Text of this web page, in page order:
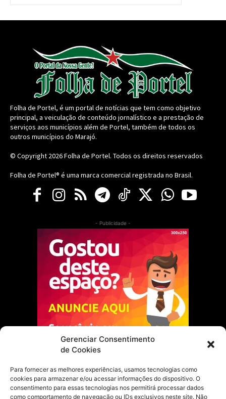
Gerenciar Consentimento
de Cookies
Para fornecer as melhores experiências, usamos tecnologias como
cookies para armazenar e/ou acessar informações do dispositivo. O
consentimento para essas tecnologias nos permitirá processar dados
como comportamento de navegação ou IDs exclusivos neste site. Não
Folha de Portel, é um portal de notícias que tem como objetivo
principal, a veiculação de conteúdo jornalístico e a prestação de
serviços aos municípios além de Portel, também de todos os
outros municípios do Marajó.
© Copyright 2026Folha de Portel. Todos os direitos reservados
Folha de Portel® é uma marca comercial registrada no Brasil.
- Publicidade -
Escolha do Editor